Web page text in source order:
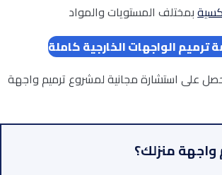
بمختلف المستويات والمواد
الواجهات الخارجية كاملة
على استشارة مجانية لمشروع ترميم واجهة
واجهة منزلك؟